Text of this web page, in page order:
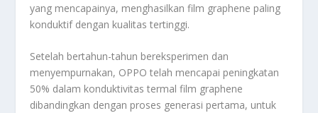
yang mencapainya, menghasilkan film graphene paling
konduktif dengan kualitas tertinggi.
Setelah bertahun-tahun bereksperimen dan
menyempurnakan, OPPO telah mencapai peningkatan
50% dalam konduktivitas termal film graphene
dibandingkan dengan proses generasi pertama, untuk